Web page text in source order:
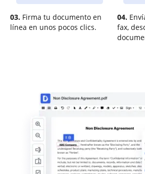
03. Firma tu documento en
línea en unos pocos clics.
04.
fax,